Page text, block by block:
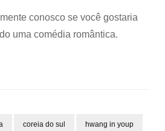
conosco se você gostaria
uma comédia romântica.
coreia do sul hwang in youp